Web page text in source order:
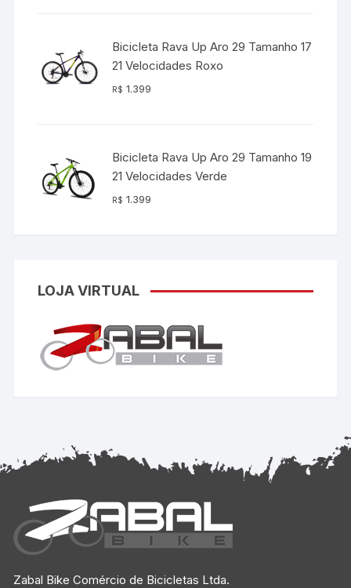
Bicicleta Rava Up Aro 29 Tamanho 17
21 Velocidades Roxo
R$ 1.399
Bicicleta Rava Up Aro 29 Tamanho 19
21 Velocidades Verde
R$ 1.399
LOJA VIRTUAL
Zabal Bike Comércio de Bicicletas Ltda.